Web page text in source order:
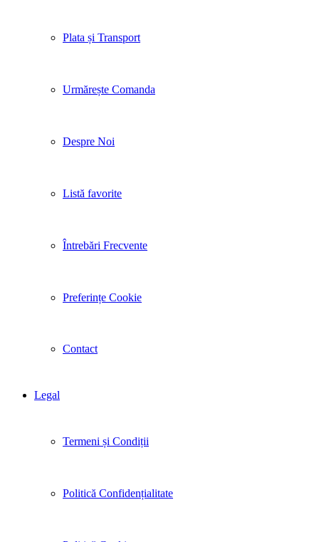
Plata și Transport
Urmărește Comanda
Despre Noi
Listă favorite
Întrebări Frecvente
Preferințe Cookie
Contact
Legal
Termeni și Condiții
Politică Confidențialitate